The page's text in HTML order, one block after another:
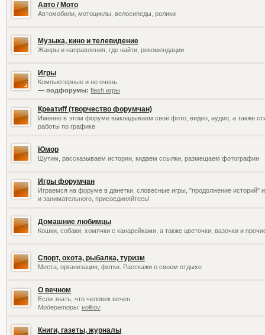
Авто / Мото
Автомобили, мотоциклы, велосипеды, ролики
Музыка, кино и телевидение
Жанры и направления, где найти, рекомендации
Игры
Компьютерные и не очень
— подфорумы: flash игры
Креатиff (творчество форумчан)
Именно в этом форуме выкладываем своё фото, видео, аудио, а также
работы по графике
Юмор
Шутим, рассказываем истории, кидаем ссылки, размещаем фотографии
Игры форумчан
Играемся на форуме в данетки, словесные игры, "продолжение историй"
и занимательного, присоединяйтесь!
Домашние любимцы
Кошки, собаки, хомячки с канарейками, а также цветочки, вазочки и
Спорт, охота, рыбалка, туризм
Места, организация, фотки. Расскажи о своем отдыхе
О вечном
Если знать, что человек вечен
Модераторы: volkov
Книги, газеты, журналы